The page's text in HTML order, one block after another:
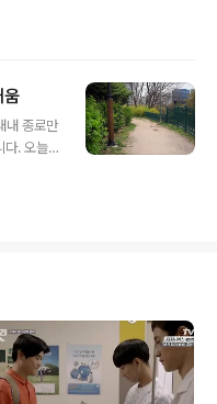
건물만
내부를
들더군요.
새가 납
것과
움
내 종로만
다. 오늘
리 넓
업체
예전 같
야산에
이었습
리고 그